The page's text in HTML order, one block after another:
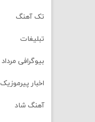
تک آهنگ
تبلیغات
بیوگرافی مرداد
اخبار پیرموزیک
آهنگ شاد